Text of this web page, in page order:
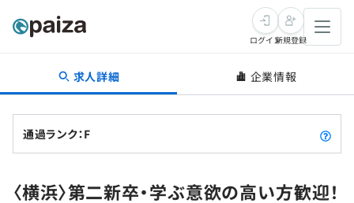
転職・キャリア
転職成功ガイド
インタビュー
新卒就活
求人検索
学習
ログイン新規登録
求人詳細 企業情報
通過ランク：F
〈横浜〉第二新卒・学ぶ意欲の高い方歓迎！